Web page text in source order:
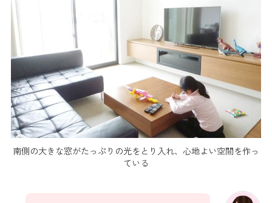
南側の大きな窓がたっぷりの光をとり入れ、心地よい空間を作っ
ている